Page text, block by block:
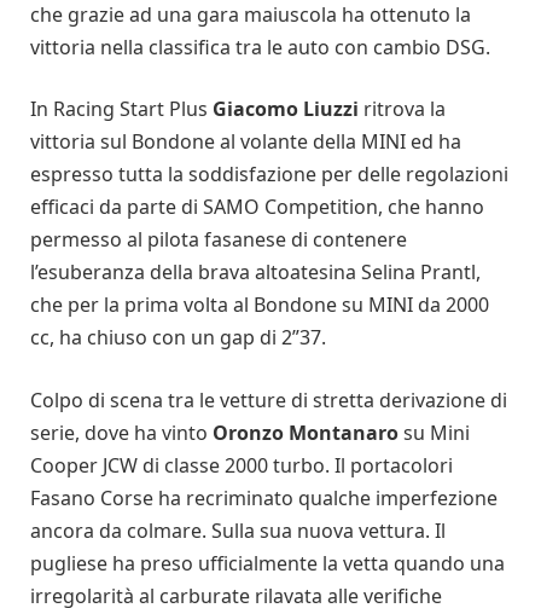
che grazie ad una gara maiuscola ha ottenuto la
vittoria nella classifica tra le auto con cambio DSG.
In Racing Start Plus Giacomo Liuzzi ritrova la
vittoria sul Bondone al volante della MINI ed ha
espresso tutta la soddisfazione per delle regolazioni
efficaci da parte di SAMO Competition, che hanno
permesso al pilota fasanese di contenere
l’esuberanza della brava altoatesina Selina Prantl,
che per la prima volta al Bondone su MINI da 2000
cc, ha chiuso con un gap di 2”37.
Colpo di scena tra le vetture di stretta derivazione di
serie, dove ha vinto Oronzo Montanarosu Mini
Cooper JCW di classe 2000 turbo. Il portacolori
Fasano Corse ha recriminato qualche imperfezione
ancora da colmare. Sulla sua nuova vettura. Il
pugliese ha preso ufficialmente la vetta quando una
irregolarità al carburate rilavata alle verifiche